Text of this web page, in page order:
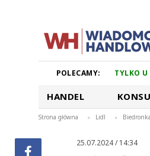
POLECAMY: TYLKO U
HANDEL
Strona główna > Lidl >
25.07.2024 / 14:34